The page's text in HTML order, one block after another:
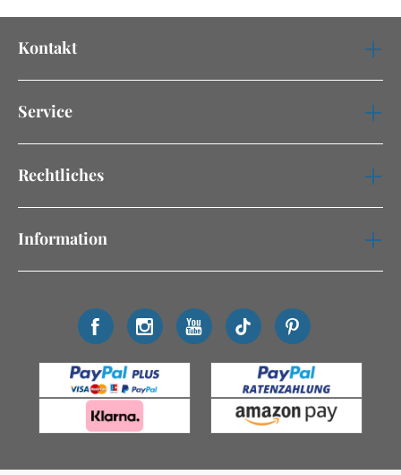
Kontakt
Service
Rechtliches
Information